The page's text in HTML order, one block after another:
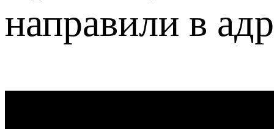
направили в